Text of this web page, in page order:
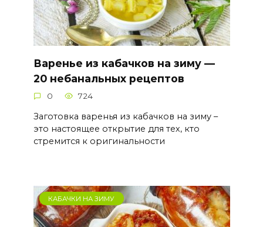
Варенье из кабачков на зиму —
20 небанальных рецептов
0 724
Заготовка варенья из кабачков на зиму –
это настоящее открытие для тех, кто
стремится к оригинальности
КАБАЧКИ НА ЗИМУ